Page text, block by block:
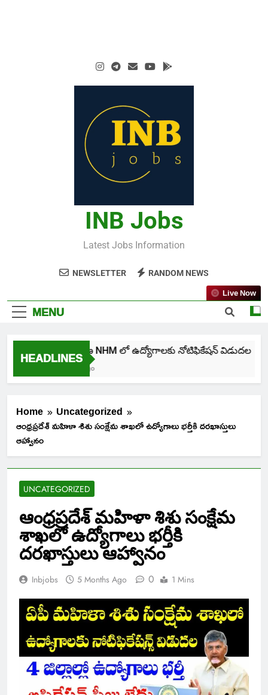
INB Jobs
Latest Jobs Information
NEWSLETTER RANDOM NEWS
MENU
Live Now
HEADLINESతెలంగాణ NHM లో ఉద్యోగాలకు నోటిఫికేషన్ విడుదల
Home
Uncategorized
ఆంధ్రప్రదేశ్ మహిళా శిశు సంక్షేమ శాఖలో ఉద్యోగాలు భర్తీకి దరఖాస్తులు
ఆహ్వానం
UNCATEGORIZED
ఆంధ్రప్రదేశ్ మహిళా శిశు సంక్షేమ
శాఖలో ఉద్యోగాలు భర్తీకి
దరఖాస్తులు ఆహ్వానం
Inbjobs 5 Months Ago 0 1 Mins